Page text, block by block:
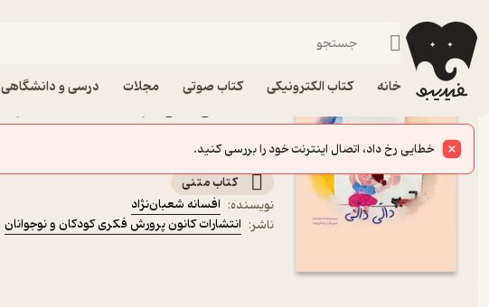
خانه کتاب الکترونیکی کتاب صوتی مجلات درسی و دانشگاهی
فیدیبو کتاب الکترونیکی
کانون پرورش فکری کودکان و نوجوانان
مجموعه من به دنیا آمدم
کتاب متنی
نویسنده: افسانه شعبان‌نژاد
ناشر: انتشارات کانون پرورش فکری کودکان و نوجوانان
خطایی رخ داد، اتصال اینترنت خود را بررسی کنید.